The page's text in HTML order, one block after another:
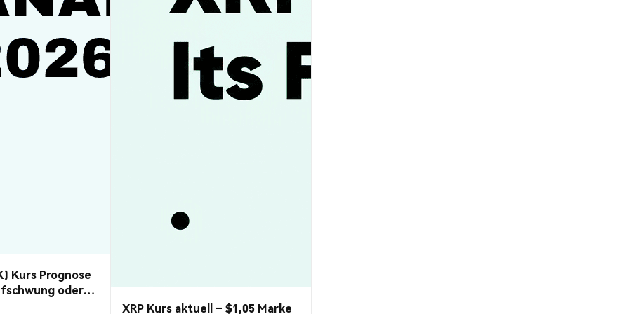
Kurs Prognose
oder
XRP Kurs aktuell – $1,05 Marke